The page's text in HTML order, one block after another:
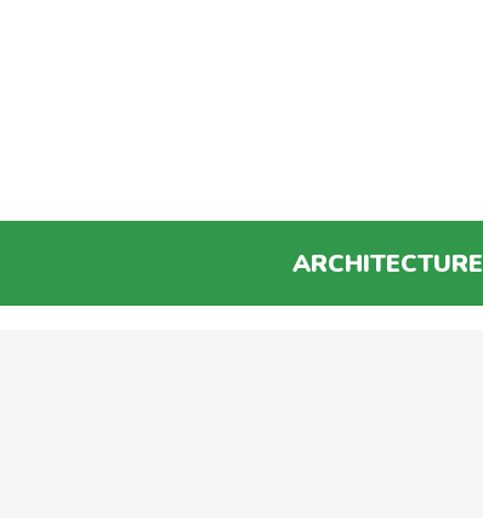
ARCHITECTURE